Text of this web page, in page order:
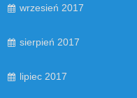
wrzesień 2017
sierpień 2017
lipiec 2017